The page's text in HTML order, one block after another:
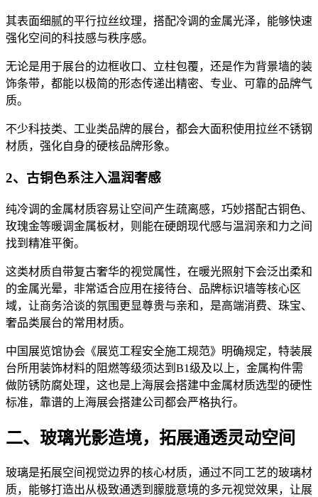
其表面细腻的平行拉丝纹理，搭配冷调的金属光泽，能够快速
强化空间的科技感与秩序感。
无论是用于展台的边框收口、立柱包覆，还是作为背景墙的装
饰条带，都能以极简的形态传递出精密、专业、可靠的品牌气
质。
不少科技类、工业类品牌的展台，都会大面积使用拉丝不锈钢
材质，强化自身的硬核品牌形象。
2、古铜色系注入温润奢感
纯冷调的金属材质容易让空间产生疏离感，巧妙搭配古铜色、
玫瑰金等暖调金属板材，则能在硬朗现代感与温润亲和力之间
找到精准平衡。
这类材质自带复古奢华的视觉属性，在暖光照射下会泛出柔和
的金属光晕，非常适合应用在接待台、品牌标识墙等核心区
域，让商务洽谈的氛围更显尊贵与亲和，是高端消费、珠宝、
奢品类展台的常用材质。
中国展览馆协会《展览工程安全施工规范》明确规定，特装展
台所用装饰材料的阻燃等级须达到B1级及以上，金属构件需
做防锈防腐处理，这也是上海展会搭建中金属材质选型的硬性
标准，靠谱的上海展会搭建公司都会严格执行。
二、玻璃光影造境，拓展通透灵动空间
玻璃是拓展空间视觉边界的核心材质，通过不同工艺的玻璃材
质，能够打造出从极致通透到朦胧意境的多元视觉效果，让展